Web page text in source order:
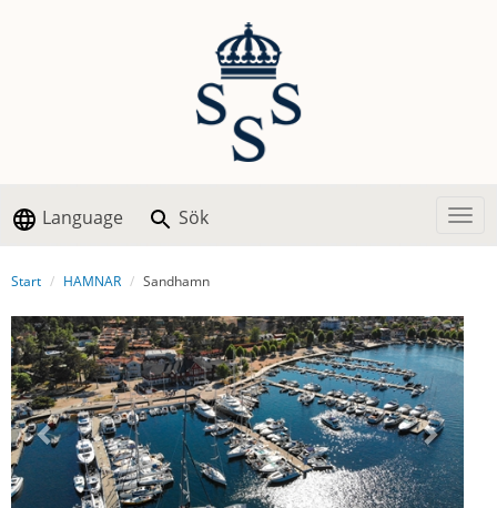
Language Sök
Start HAMNAR Sandhamn